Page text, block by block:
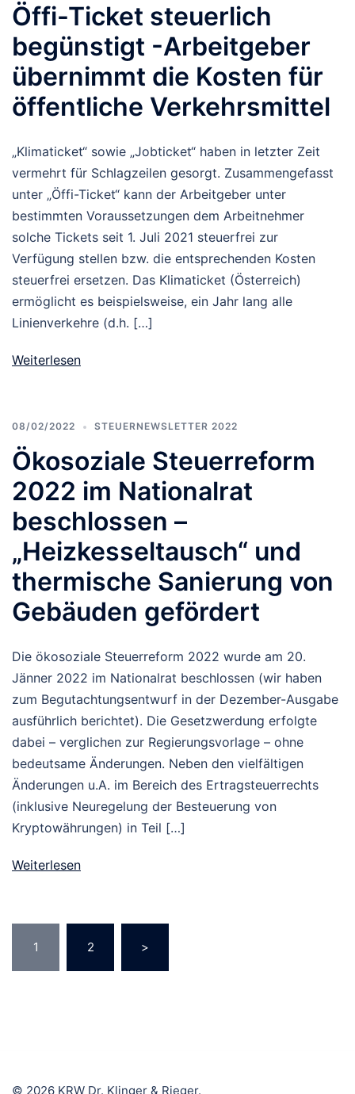
Öffi-Ticket steuerlich
begünstigt -Arbeitgeber
übernimmt die Kosten für
öffentliche Verkehrsmittel
„Klimaticket“ sowie „Jobticket“ haben in letzter Zeit
vermehrt für Schlagzeilen gesorgt. Zusammengefasst
unter „Öffi-Ticket“ kann der Arbeitgeber unter
bestimmten Voraussetzungen dem Arbeitnehmer
solche Tickets seit 1. Juli 2021 steuerfrei zur
Verfügung stellen bzw. die entsprechenden Kosten
steuerfrei ersetzen. Das Klimaticket (Österreich)
ermöglicht es beispielsweise, ein Jahr lang alle
Linienverkehre (d.h. […]
Weiterlesen
08/02/2022 STEUERNEWSLETTER 2022
Ökosoziale Steuerreform
2022 im Nationalrat
beschlossen –
„Heizkesseltausch“ und
thermische Sanierung von
Gebäuden gefördert
Die ökosoziale Steuerreform 2022 wurde am 20.
Jänner 2022 im Nationalrat beschlossen (wir haben
zum Begutachtungsentwurf in der Dezember-Ausgabe
ausführlich berichtet). Die Gesetzwerdung erfolgte
dabei – verglichen zur Regierungsvorlage – ohne
bedeutsame Änderungen. Neben den vielfältigen
Änderungen u.A. im Bereich des Ertragsteuerrechts
(inklusive Neuregelung der Besteuerung von
Kryptowährungen) in Teil […]
Weiterlesen
der
Beiträge
1 2 >
© 2026 KRW Dr. Klinger & Rieger.